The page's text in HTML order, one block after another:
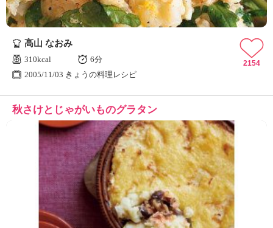
高山 なおみ
310kcal
6分
2005/11/03 きょうの料理レシピ
2154
秋さけとじゃがいものグラタン